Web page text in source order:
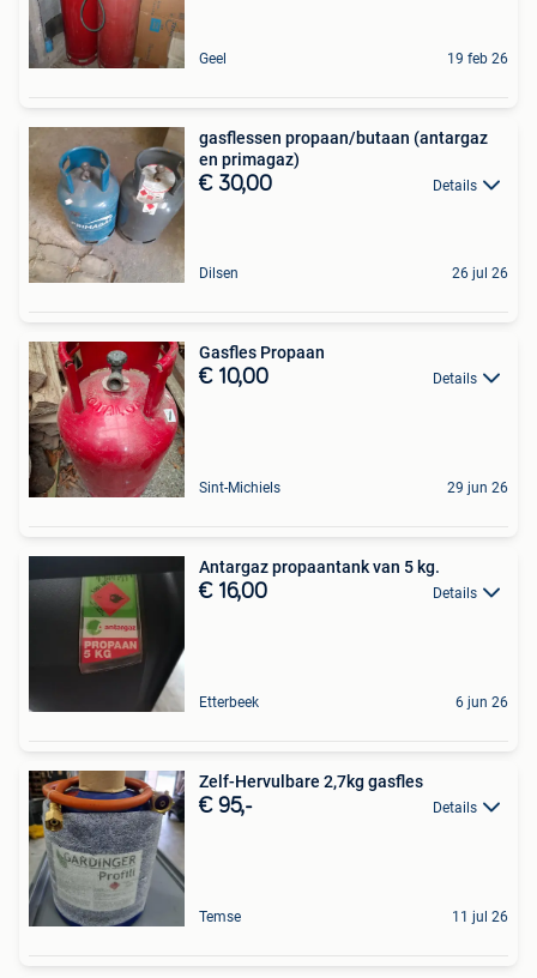
Geel 19 feb 26
gasflessen propaan/butaan (antargaz
en primagaz)
€ 30,00 Details
Dilsen 26 jul 26
Gasfles Propaan
€ 10,00 Details
Sint-Michiels 29 jun 26
Antargaz propaantank van 5 kg.
€ 16,00 Details
Etterbeek 6 jun 26
Zelf-Hervulbare 2,7kg gasfles
€ 95,- Details
Temse 11 jul 26